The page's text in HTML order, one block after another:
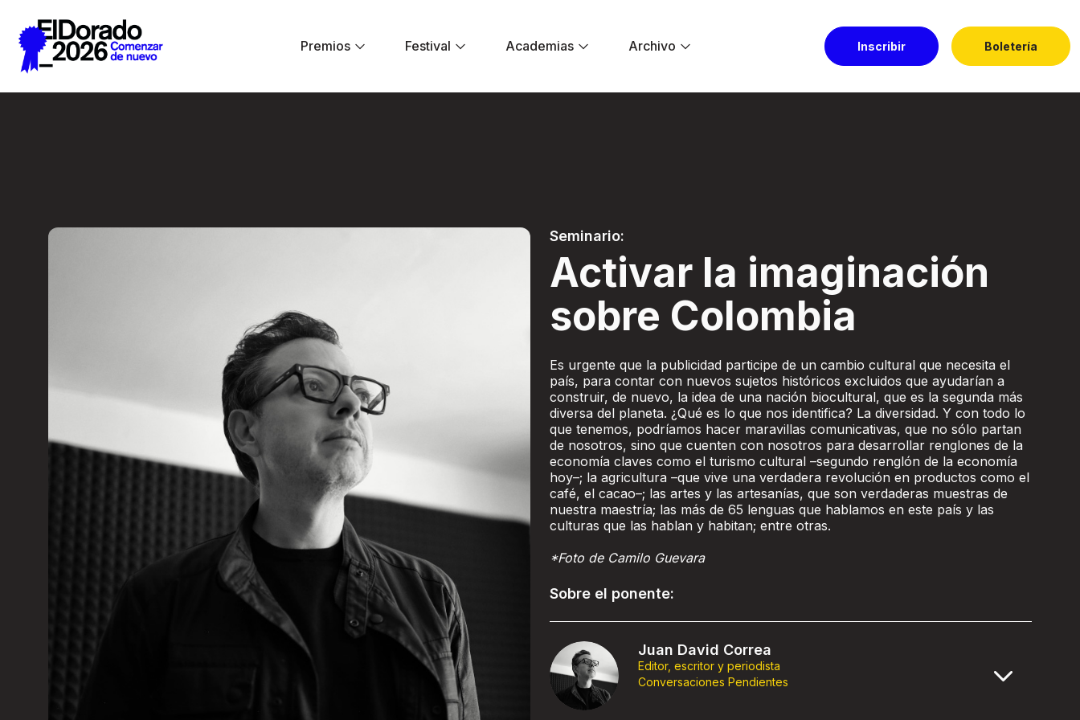
Premios
Festival Academias Archivo Inscribir Boletería
Seminario:
Activar la imaginación
sobre Colombia
Es urgente que la publicidad participe de un cambio cultural que necesita el
país, para contar con nuevos sujetos históricos excluidos que ayudarían a
construir, de nuevo, la idea de una nación biocultural, que es la segunda más
diversa del planeta. ¿Qué es lo que nos identifica? La diversidad. Y con todo lo
que tenemos, podríamos hacer maravillas comunicativas, que no sólo partan
de nosotros, sino que cuenten con nosotros para desarrollar renglones de la
economía claves como el turismo cultural –segundo renglón de la economía
hoy–; la agricultura –que vive una verdadera revolución en productos como el
café, el cacao–; las artes y las artesanías, que son verdaderas muestras de
nuestra maestría; las más de 65 lenguas que hablamos en este país y las
culturas que las hablan y habitan; entre otras.
*Foto de Camilo Guevara
Sobre el ponente:
Juan David Correa
Editor, escritor y periodista
Conversaciones Pendientes